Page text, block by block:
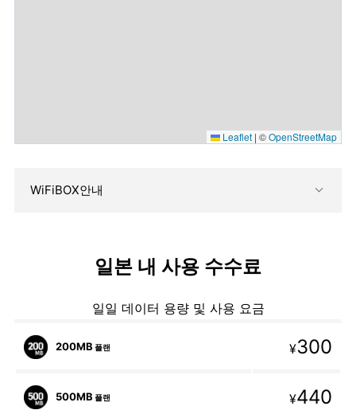
Leaflet | ©OpenStreetMap
WiFiBOX안내
일본 내 사용 수수료
일일 데이터 용량 및 사용 요금
200MB 플랜 ¥300
500MB 플랜 ¥440